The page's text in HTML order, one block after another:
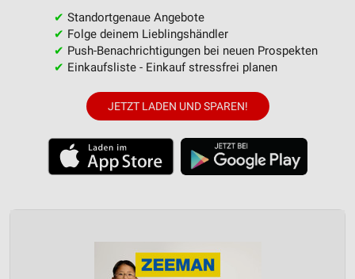
✔ Standortgenaue Angebote
✔ Folge deinem Lieblingshändler
✔ Push-Benachrichtigungen bei neuen Prospekten
✔ Einkaufsliste - Einkauf stressfrei planen
JETZT LADEN UND SPAREN!